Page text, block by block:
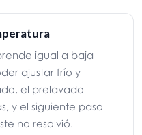
igual a baja
ajustar frío y
el prelavado
y el siguiente paso
no resolvió.